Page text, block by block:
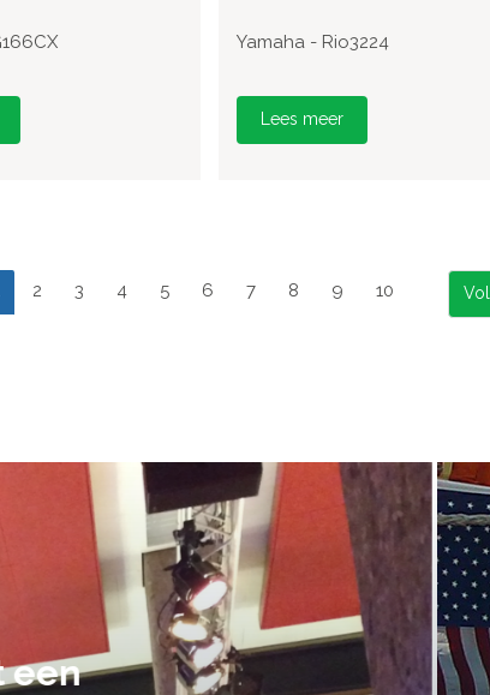
Yamaha - Rio3224
Lees meer
2 3 4 5 6 7 8 9 10
uitvoering van ons